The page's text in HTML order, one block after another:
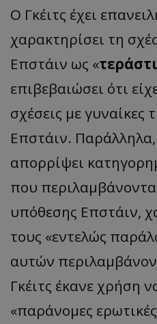
Ο Γκέιτς έχει
χαρακτηρίσει τη
Επστάιν ως «
επιβεβαιώσει ότι
σχέσεις με γυναίκες
Επστάιν. Παράλληλα,
απορρίψει
που
υπόθεσης Επστάιν,
τους «εντελώς
αυτών
Γκέιτς έκανε χρήση
«παράνομες